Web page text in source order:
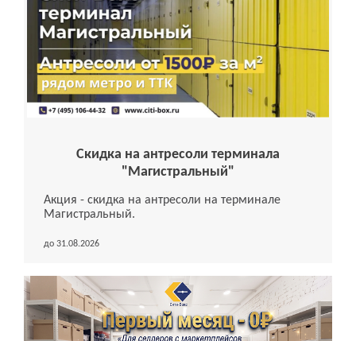
Скидка на антресоли терминала
"Магистральный"
Акция - скидка на антресоли на терминале
Магистральный.
до 31.08.2026